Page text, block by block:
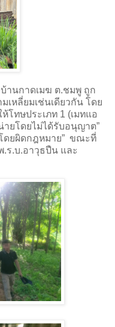
านกาดเมฆ ต.ชมพู ถูก
เหลี่ยมเช่นเดียวกัน โดย
โทษประเภท 1 (เมทแอ
ายโดยไม่ได้รับอนุญาต”
โดยผิดกฎหมาย” ขณะที่
.ร.บ.อาวุธปืน และ